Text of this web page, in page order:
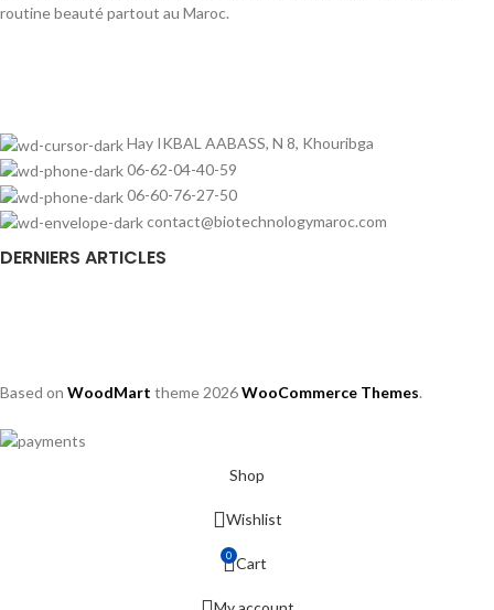
routine beauté partout au Maroc.
Hay IKBAL AABASS, N 8, Khouribga
06-62-04-40-59
06-60-76-27-50
contact@biotechnologymaroc.com
DERNIERS ARTICLES
Based on WoodMart theme 2026WooCommerce Themes.
Shop
Wishlist
0 Cart